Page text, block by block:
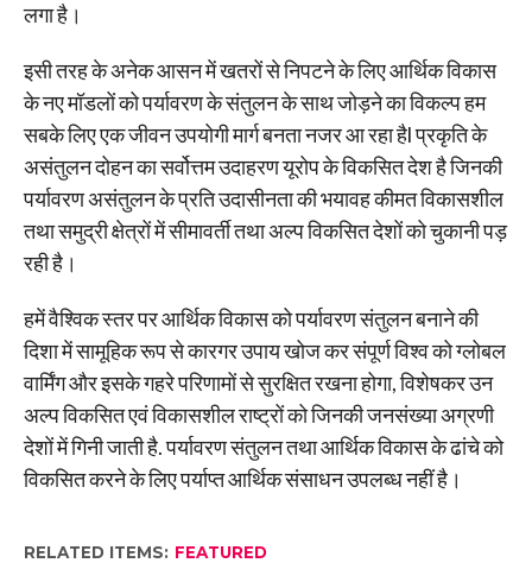
लगा है।
इसी तरह के अनेक आसन में खतरों से निपटने के लिए आर्थिक विकास
के नए मॉडलों को पर्यावरण के संतुलन के साथ जोड़ने का विकल्प हम
सबके लिए एक जीवन उपयोगी मार्ग बनता नजर आ रहा हैl प्रकृति के
असंतुलन दोहन का सर्वोत्तम उदाहरण यूरोप के विकसित देश है जिनकी
पर्यावरण असंतुलन के प्रति उदासीनता की भयावह कीमत विकासशील
तथा समुद्री क्षेत्रों में सीमावर्ती तथा अल्प विकसित देशों को चुकानी पड़
रही है।
हमें वैश्विक स्तर पर आर्थिक विकास को पर्यावरण संतुलन बनाने की
दिशा में सामूहिक रूप से कारगर उपाय खोज कर संपूर्ण विश्व को ग्लोबल
वार्मिंग और इसके गहरे परिणामों से सुरक्षित रखना होगा, विशेषकर उन
अल्प विकसित एवं विकासशील राष्ट्रों को जिनकी जनसंख्या अग्रणी
देशों में गिनी जाती है. पर्यावरण संतुलन तथा आर्थिक विकास के ढांचे को
विकसित करने के लिए पर्याप्त आर्थिक संसाधन उपलब्ध नहीं है।
RELATED ITEMS: FEATURED